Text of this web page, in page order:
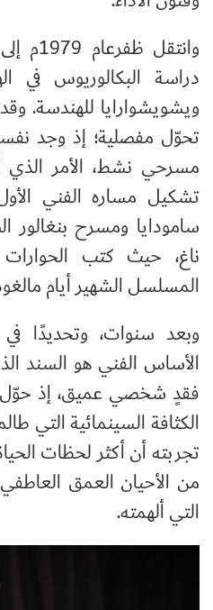
وانتقل
دراسة البكالوريوس في
ويشويشوارايا للهندسة.
تحوّل مفصلية؛ إذ وجد
مسرحي نشط، الأمر
تشكيل مساره الفني
سامودايا ومسرح بنغالور
ناغ، حيث كتب
المسلسل الشهير أيام
الأساس الفني هو السند
فقدٍ شخصي عميق، إذ حوّل
الكثافة السينمائية التي
تجربته أن أكثر لحظات
من الأحيان العمق
التي ألهمته.